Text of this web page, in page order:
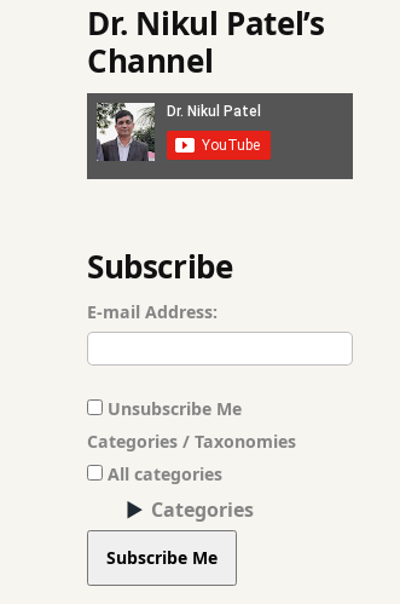
Dr. Nikul Patel’s
Channel
Subscribe
E-mail Address:
Unsubscribe Me
Categories / Taxonomies
All categories
Categories
Subscribe Me